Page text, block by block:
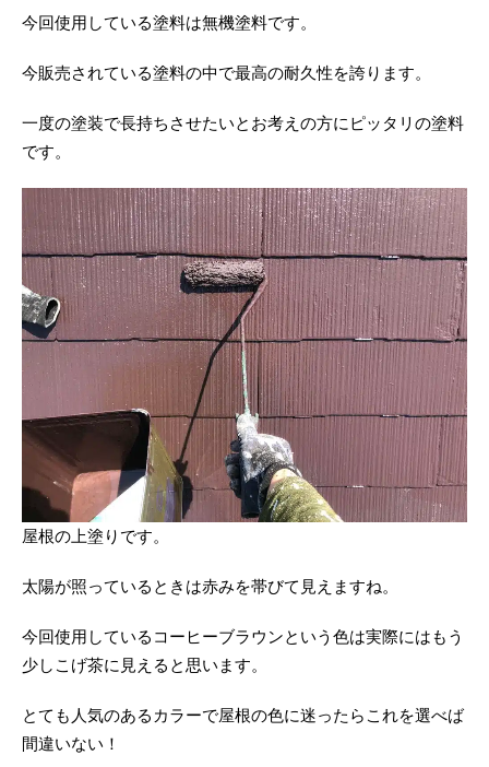
今回使用している塗料は無機塗料です。
今販売されている塗料の中で最高の耐久性を誇ります。
一度の塗装で長持ちさせたいとお考えの方にピッタリの塗料
です。
屋根の上塗りです。
太陽が照っているときは赤みを帯びて見えますね。
今回使用しているコーヒーブラウンという色は実際にはもう
少しこげ茶に見えると思います。
とても人気のあるカラーで屋根の色に迷ったらこれを選べば
間違いない！